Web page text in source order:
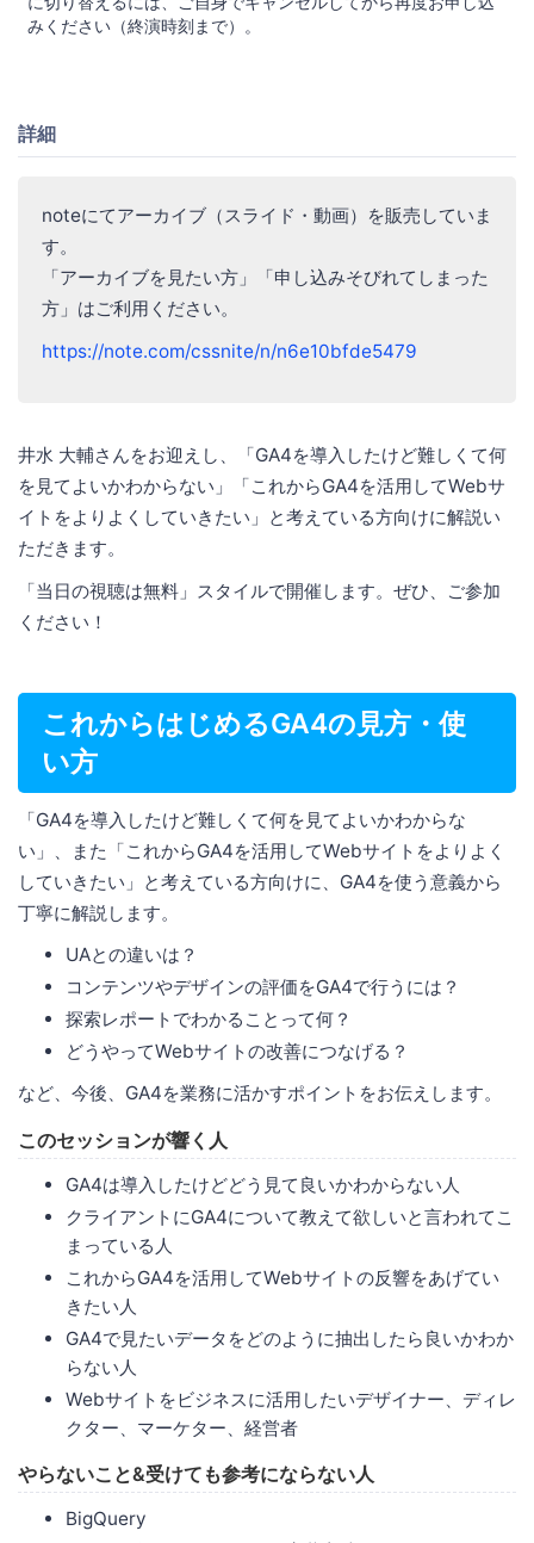
みください（終演時刻まで）。
詳細
noteにてアーカイブ（スライド・動画）を販売していま
す。
「アーカイブを見たい方」「申し込みそびれてしまった
方」はご利用ください。
https://note.com/cssnite/n/n6e10bfde5479
井水 大輔さんをお迎えし、「GA4を導入したけど難しくて何
を見てよいかわからない」「これからGA4を活用してWebサ
イトをよりよくしていきたい」と考えている方向けに解説い
ただきます。
「当日の視聴は無料」スタイルで開催します。ぜひ、ご参加
ください！
これからはじめるGA4の見方・使
い方
「GA4を導入したけど難しくて何を見てよいかわからな
い」、また「これからGA4を活用してWebサイトをよりよく
していきたい」と考えている方向けに、GA4を使う意義から
丁寧に解説します。
UAとの違いは？
コンテンツやデザインの評価をGA4で行うには？
探索レポートでわかることって何？
どうやってWebサイトの改善につなげる？
など、今後、GA4を業務に活かすポイントをお伝えします。
このセッションが響く人
GA4は導入したけどどう見て良いかわからない人
クライアントにGA4について教えて欲しいと言われてこ
まっている人
これからGA4を活用してWebサイトの反響をあげてい
きたい人
GA4で見たいデータをどのように抽出したら良いかわか
らない人
Webサイトをビジネスに活用したいデザイナー、ディレ
クター、マーケター、経営者
やらないこと&受けても参考にならない人
BigQuery